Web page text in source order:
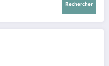
Rechercher